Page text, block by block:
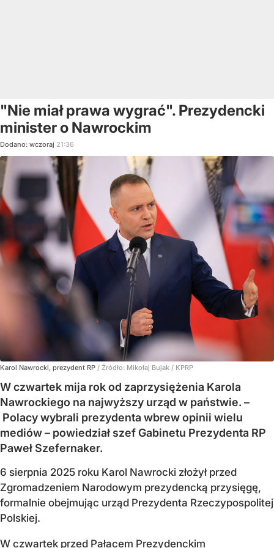
"Nie miał prawa wygrać". Prezydencki
minister o Nawrockim
Dodano: wczoraj 21:36
Karol Nawrocki, prezydent RP / Źródło: Mikołaj Bujak / KPRP
W czwartek mija rok od zaprzysiężenia Karola
Nawrockiego na najwyższy urząd w państwie. –
Polacy wybrali prezydenta wbrew opinii wielu
mediów – powiedział szef Gabinetu Prezydenta RP
Paweł Szefernaker.
6 sierpnia 2025 roku Karol Nawrocki złożył przed
Zgromadzeniem Narodowym prezydencką przysięgę,
formalnie obejmując urząd Prezydenta Rzeczypospolitej
Polskiej.
W czwartek przed Pałacem Prezydenckim